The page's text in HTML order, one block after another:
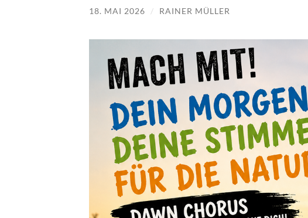
18. MAI 2026 / RAINER MÜLLER